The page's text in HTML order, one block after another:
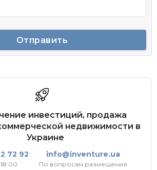
Отправить
инвестиций, продажа
недвижимости в
Украине
72 92 info@inventure.ua
По вопросам размещения